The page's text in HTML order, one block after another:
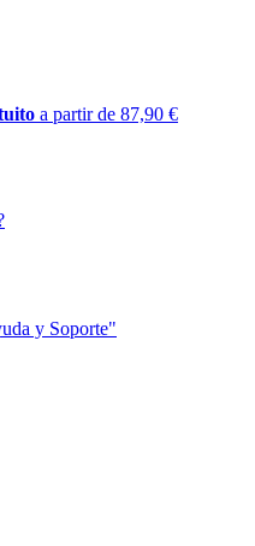
a partir de 87,90 €
y Soporte"